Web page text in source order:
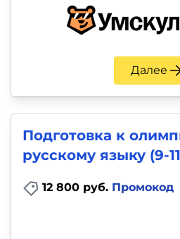
Далее
Подготовка к
русскому языку (9-
12 800 руб. Промокод
Психология
саморазвитие
Прочее
Репетиторы
Тесты